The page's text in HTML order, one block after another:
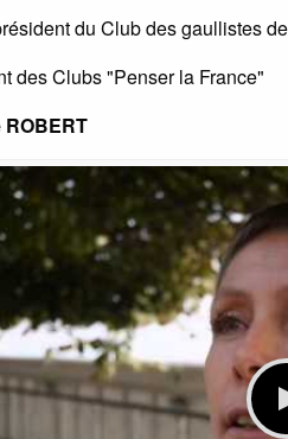
du Club des gaullistes
des Clubs "Penser la France"